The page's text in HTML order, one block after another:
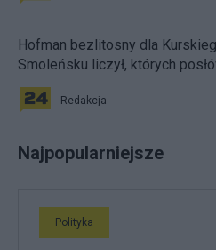
Hofman bezlitosny dla
Smoleńsku liczył, których
Redakcja
Najpopularniejsze
Polityka